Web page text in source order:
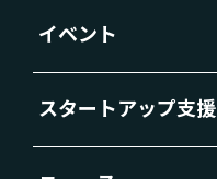
イベント
スタートアップ支援